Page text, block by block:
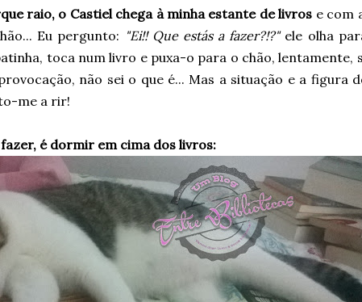
raio, o Castiel chega à minha estante de livros e com
Eu pergunto: "Ei!! Que estás a fazer?!?"ele olha
toca num livro e puxa-o para o chão, lentamente,
não sei o que é... Mas a situação e a figura
me a rir!
é dormir em cima dos livros: